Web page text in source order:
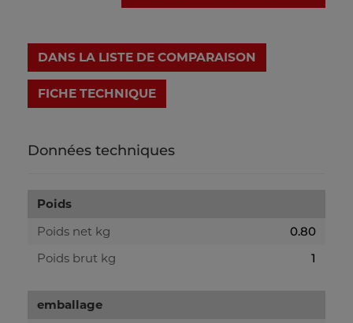
DANS LA LISTE DE COMPARAISON
FICHE TECHNIQUE
Données techniques
Poids
Poids net kg
0.80
Poids brut kg
1
emballage